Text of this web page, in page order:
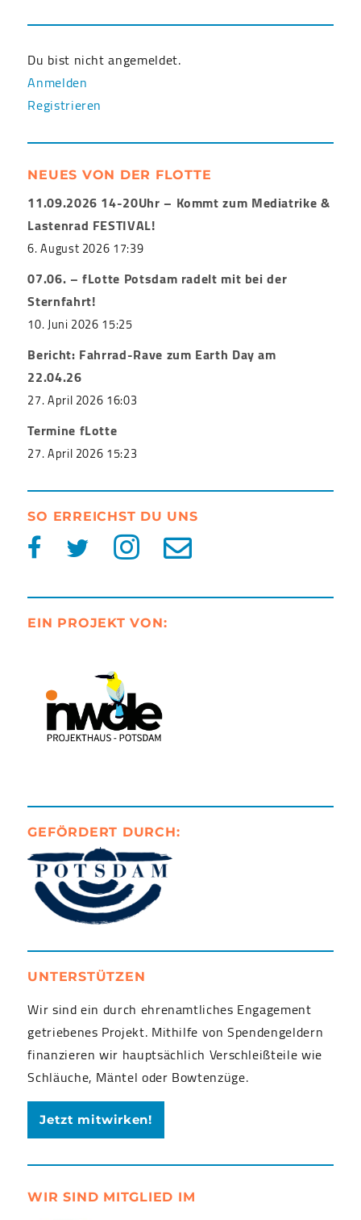
Du bist nicht angemeldet.
Anmelden
Registrieren
NEUES VON DER FLOTTE
11.09.2026 14-20Uhr – Kommt zum Mediatrike &
Lastenrad FESTIVAL!
6. August 2026 17:39
07.06. – fLotte Potsdam radelt mit bei der
Sternfahrt!
10. Juni 2026 15:25
Bericht: Fahrrad-Rave zum Earth Day am
22.04.26
27. April 2026 16:03
Termine fLotte
27. April 2026 15:23
SO ERREICHST DU UNS
EIN PROJEKT VON:
GEFÖRDERT DURCH:
UNTERSTÜTZEN
Wir sind ein durch ehrenamtliches Engagement
getriebenes Projekt. Mithilfe von Spendengeldern
finanzieren wir hauptsächlich Verschleißteile wie
Schläuche, Mäntel oder Bowtenzüge.
Jetzt mitwirken!
WIR SIND MITGLIED IM